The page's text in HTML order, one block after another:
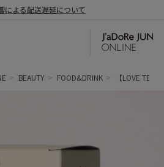
による配送遅延について
BEAUTY FOOD&DRINK 【LOVE TEA